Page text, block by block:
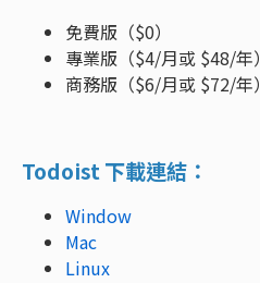
免費版（$0）
專業版（$4/月或 $48/年）
商務版（$6/月或 $72/年）
Todoist 下載連結：
Window
Mac
Linux